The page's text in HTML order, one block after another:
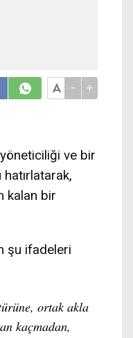
- +
ve bir
hatırlatarak,
kalan bir
şu ifadeleri
ortak akla
kaçmadan,